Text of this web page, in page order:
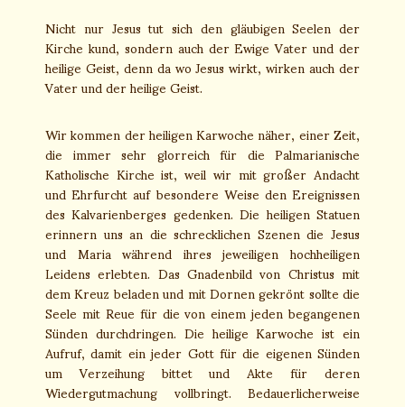
Nicht nur Jesus tut sich den gläubigen Seelen der
Kirche kund, sondern auch der Ewige Vater und der
heilige Geist, denn da wo Jesus wirkt, wirken auch der
Vater und der heilige Geist.
Wir kommen der heiligen Karwoche näher, einer Zeit,
die immer sehr glorreich für die Palmarianische
Katholische Kirche ist, weil wir mit großer Andacht
und Ehrfurcht auf besondere Weise den Ereignissen
des Kalvarienberges gedenken. Die heiligen Statuen
erinnern uns an die schrecklichen Szenen die Jesus
und Maria während ihres jeweiligen hochheiligen
Leidens erlebten. Das Gnadenbild von Christus mit
dem Kreuz beladen und mit Dornen gekrönt sollte die
Seele mit Reue für die von einem jeden begangenen
Sünden durchdringen. Die heilige Karwoche ist ein
Aufruf, damit ein jeder Gott für die eigenen Sünden
um Verzeihung bittet und Akte für deren
Wiedergutmachung vollbringt. Bedauerlicherweise